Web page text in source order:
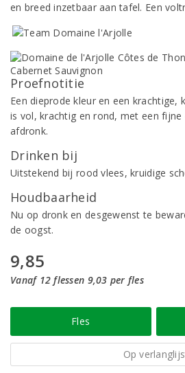
en breed inzetbaar aan tafel. Een
Proefnotitie
Een dieprode kleur en een krachtige,
is vol, krachtig en rond, met een fijne
afdronk.
Drinken bij
Uitstekend bij rood vlees, kruidige
Houdbaarheid
Nu op dronk en desgewenst te
de oogst.
9,85
Vanaf 12 flessen 9,03 per fles
Fles
Op